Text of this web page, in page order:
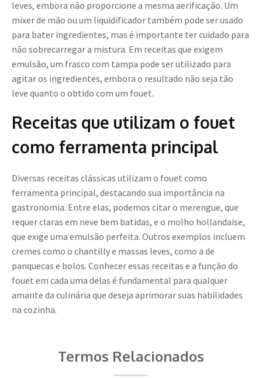
leves, embora não proporcione a mesma aerificação. Um
mixer de mão ou um liquidificador também pode ser usado
para bater ingredientes, mas é importante ter cuidado para
não sobrecarregar a mistura. Em receitas que exigem
emulsão, um frasco com tampa pode ser utilizado para
agitar os ingredientes, embora o resultado não seja tão
leve quanto o obtido com um fouet.
Receitas que utilizam o fouet
como ferramenta principal
Diversas receitas clássicas utilizam o fouet como
ferramenta principal, destacando sua importância na
gastronomia. Entre elas, podemos citar o merengue, que
requer claras em neve bem batidas, e o molho hollandaise,
que exige uma emulsão perfeita. Outros exemplos incluem
cremes como o chantilly e massas leves, como a de
panquecas e bolos. Conhecer essas receitas e a função do
fouet em cada uma delas é fundamental para qualquer
amante da culinária que deseja aprimorar suas habilidades
na cozinha.
Termos Relacionados